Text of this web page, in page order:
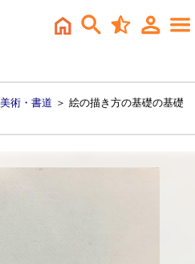
美術・書道 ＞ 絵の描き方の基礎の基礎